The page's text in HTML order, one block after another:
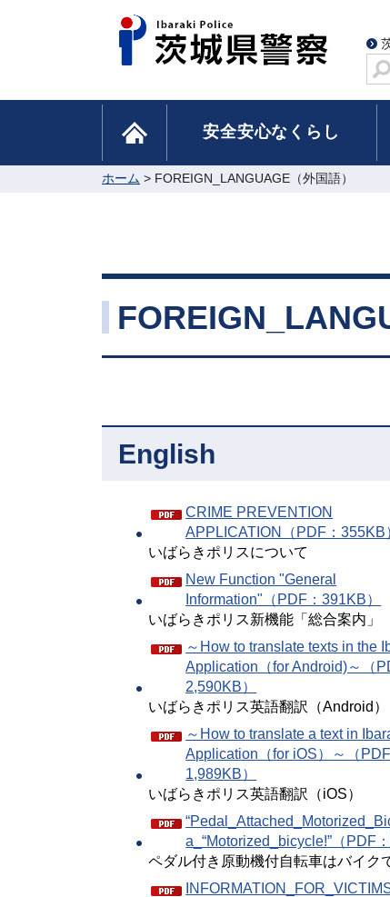
サ
索
home 安全安心なくらし
ホーム > FOREIGN_LANGUAGE（外国語）
English
CRIME PREVENTION
APPLICATION（PDF：355KB
いばらきポリスについて
New Function "General
Information"（PDF：391KB）
いばらきポリス新機能「総合案内」
～How to translate texts in the
Application（for Android)～（
2,590KB）
いばらきポリス英語翻訳（Android）
～How to translate a text in
Application（for iOS）～（PDF
1,989KB）
いばらきポリス英語翻訳（iOS）
a_“Motorized_bicycle!”（PDF
ペダル付き原動機付自転車はバイク